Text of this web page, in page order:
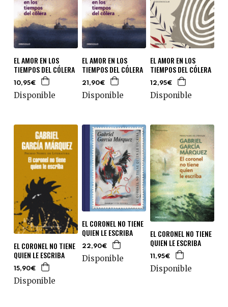
EL AMOR EN LOS
TIEMPOS DEL CÓLERA
10,95€
Disponible
EL AMOR EN LOS
TIEMPOS DEL CÓLERA
21,90€
Disponible
EL AMOR EN LOS
TIEMPOS DEL CÓLERA
12,95€
Disponible
EL CORONEL NO TIENE
QUIEN LE ESCRIBA
15,90€
Disponible
EL CORONEL NO TIENE
QUIEN LE ESCRIBA
22,90€
Disponible
EL CORONEL NO TIENE
QUIEN LE ESCRIBA
11,95€
Disponible